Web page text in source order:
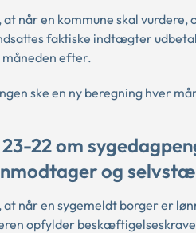
når en kommune skal
faktiske indtægter
efter.
ske en ny beregning hver
22 om
og
når en sygemeldt borger er
opfylder